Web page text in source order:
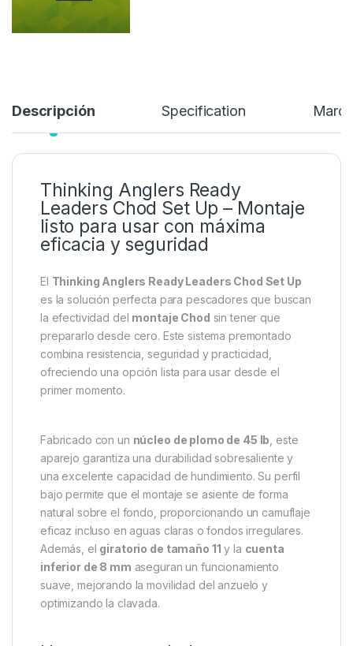
Descripción Specification Marca
Thinking Anglers Ready
Leaders Chod Set Up – Montaje
listo para usar con máxima
eficacia y seguridad
El Thinking Anglers Ready Leaders Chod Set Up
es la solución perfecta para pescadores que buscan
la efectividad del montaje Chod sin tener que
prepararlo desde cero. Este sistema premontado
combina resistencia, seguridad y practicidad,
ofreciendo una opción lista para usar desde el
primer momento.
Fabricado con un núcleo de plomo de 45 lb , este
aparejo garantiza una durabilidad sobresaliente y
una excelente capacidad de hundimiento. Su perfil
bajo permite que el montaje se asiente de forma
natural sobre el fondo, proporcionando un camuflaje
eficaz incluso en aguas claras o fondos irregulares.
Además, el giratorio de tamaño 11 y la cuenta
inferior de 8 mm aseguran un funcionamiento
suave, mejorando la movilidad del anzuelo y
optimizando la clavada.